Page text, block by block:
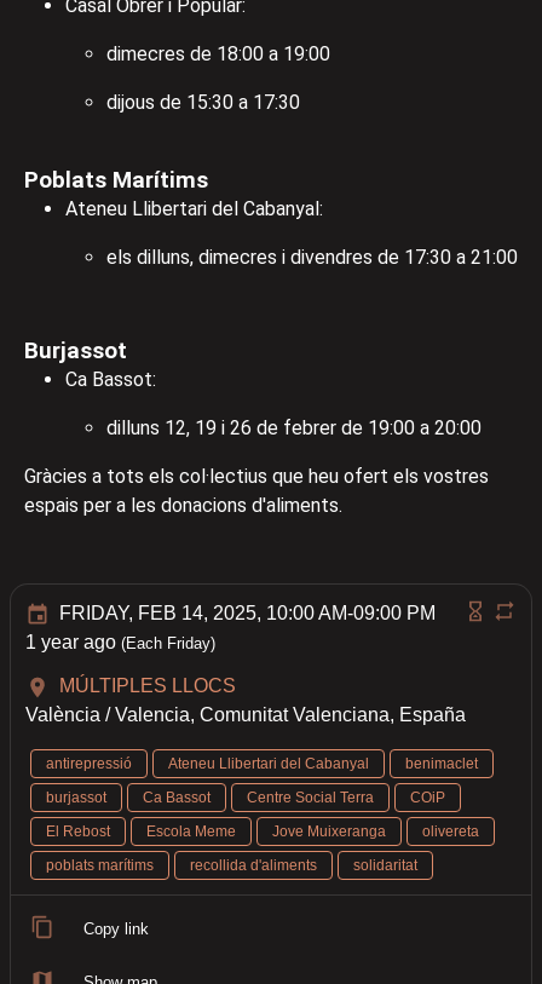
Casal Obrer i Popular:
dimecres de 18:00 a 19:00
dijous de 15:30 a 17:30
Poblats Marítims
Ateneu Llibertari del Cabanyal:
els dilluns, dimecres i divendres de 17:30 a 21:00
Burjassot
Ca Bassot:
dilluns 12, 19 i 26 de febrer de 19:00 a 20:00
Gràcies a tots els col·lectius que heu ofert els vostres
espais per a les donacions d'aliments.
FRIDAY, FEB 14, 2025, 10:00 AM-09:00 PM
1 year ago (Each Friday)
MÚLTIPLES LLOCS
València / Valencia, Comunitat Valenciana, España
antirepressió Ateneu Llibertari del Cabanyal
benimaclet
burjassot
Ca Bassot Centre Social Terra
COiP
El Rebost
Escola Meme Jove Muixeranga
olivereta
poblats marítims
recollida d'aliments solidaritat
Copy link